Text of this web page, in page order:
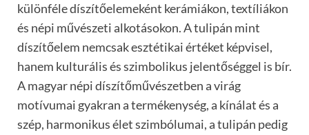
különféle díszítőelemeként kerámiákon, textíliákon
és népi művészeti alkotásokon. A tulipán mint
díszítőelem nemcsak esztétikai értéket képvisel,
hanem kulturális és szimbolikus jelentőséggel is bír.
A magyar népi díszítőművészetben a virág
motívumai gyakran a termékenység, a kínálat és a
szép, harmonikus élet szimbólumai, a tulipán pedig